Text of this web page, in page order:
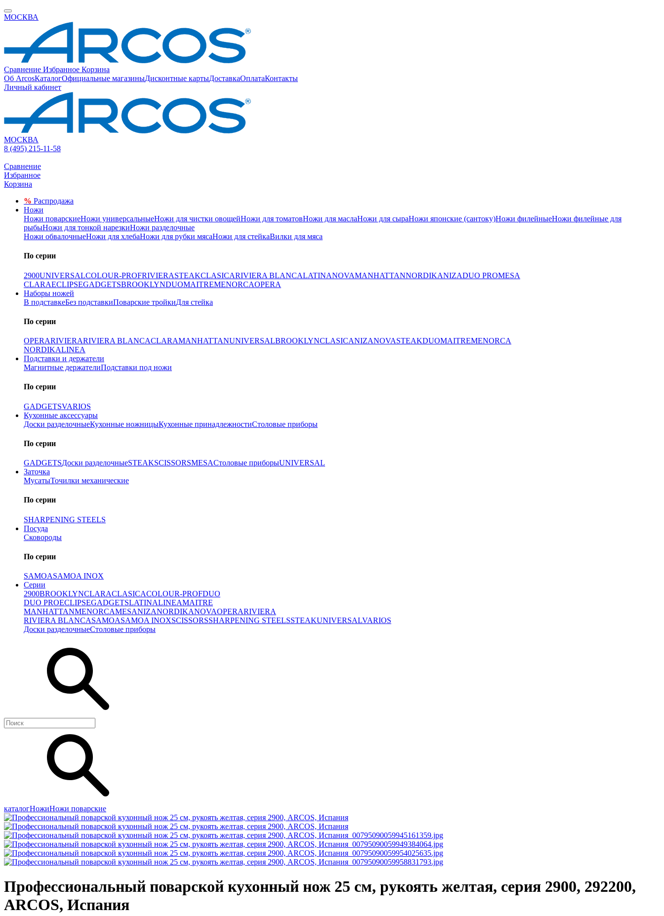
МОСКВА
Сравнение Избранное Корзина
Об ArcosКаталогОфициальные магазиныДисконтные картыДоставкаОплатаКонтакты
Личный кабинет
МОСКВА
8 (495) 215-11-58
Сравнение
Избранное
Корзина
% Распродажа
Ножи
Ножи поварскиеНожи универсальныеНожи для чистки овощейНожи для томатовНожи для маслаНожи для сыраНожи японские (сантоку)Ножи филейныеНожи филейные для
рыбыНожи для тонкой нарезкиНожи разделочные
Ножи обвалочныеНожи для хлебаНожи для рубки мясаНожи для стейкаВилки для мяса
По серии
2900UNIVERSALCOLOUR-PROFRIVIERASTEAKCLASICARIVIERA BLANCALATINANOVAMANHATTANNORDIKANIZADUO PROMESA
CLARAECLIPSEGADGETSBROOKLYNDUOMAITREMENORCAOPERA
Наборы ножей
В подставкеБез подставкиПоварские тройкиДля стейка
По серии
OPERARIVIERARIVIERA BLANCACLARAMANHATTANUNIVERSALBROOKLYNCLASICANIZANOVASTEAKDUOMAITREMENORCA
NORDIKALINEA
Подставки и держатели
Магнитные держателиПодставки под ножи
По серии
GADGETSVARIOS
Кухонные аксессуары
Доски разделочныеКухонные ножницыКухонные принадлежностиСтоловые приборы
По серии
GADGETSДоски разделочныеSTEAKSCISSORSMESAСтоловые приборыUNIVERSAL
Заточка
МусатыТочилки механические
По серии
SHARPENING STEELS
Посуда
Сковороды
По серии
SAMOASAMOA INOX
Серии
2900BROOKLYNCLARACLASICACOLOUR-PROFDUO
DUO PROECLIPSEGADGETSLATINALINEAMAITRE
MANHATTANMENORCAMESANIZANORDIKANOVAOPERARIVIERA
RIVIERA BLANCASAMOASAMOA INOXSCISSORSSHARPENING STEELSSTEAKUNIVERSALVARIOS
Доски разделочныеСтоловые приборы
каталогНожиНожи поварские
Профессиональный поварской кухонный нож 25 см, рукоять желтая, серия 2900, 292200,
ARCOS, Испания